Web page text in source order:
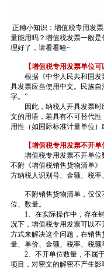
正穗小知识：增值税专用发
量能用吗？增值税发票一般是
理好了，请看看哈~
【增值税专用发票单位可
根据《中华人民共和国发
具发票应当使用中文。民族
字。”
因此，纳税人开具发票时
文的用语，若具有不可替代
用性（如国际标准计量单位）
【增值税专用发票不开单
增值税专用发票不开单位
不附《增值税销售货物清单
方纳税人识别号、金额、税率
不附销售货物清单，仅仅
位、数量。
1、在实际操作中，存在销
况下，增值税专用发票可以
方式来解决这个问题，在销
量、单价、金额、税率、税额
2、不开单位数量，不属于
项目，对密文的解密不产生影